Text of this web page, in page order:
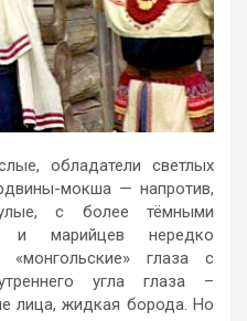
обладатели светлых
мокша — напротив,
с более тёмными
и марийцев нередко
«монгольские» глаза с
угла глаза –
лица, жидкая борода. Но